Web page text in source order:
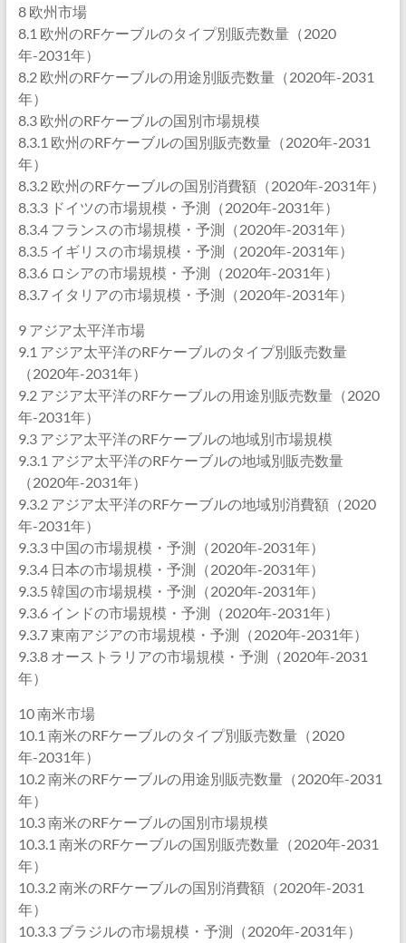
8 欧州市場
8.1 欧州のRFケーブルのタイプ別販売数量（2020
年-2031年）
8.2 欧州のRFケーブルの用途別販売数量（2020年-2031
年）
8.3 欧州のRFケーブルの国別市場規模
8.3.1 欧州のRFケーブルの国別販売数量（2020年-2031
年）
8.3.2 欧州のRFケーブルの国別消費額（2020年-2031年）
8.3.3 ドイツの市場規模・予測（2020年-2031年）
8.3.4 フランスの市場規模・予測（2020年-2031年）
8.3.5 イギリスの市場規模・予測（2020年-2031年）
8.3.6 ロシアの市場規模・予測（2020年-2031年）
8.3.7 イタリアの市場規模・予測（2020年-2031年）
9 アジア太平洋市場
9.1 アジア太平洋のRFケーブルのタイプ別販売数量
（2020年-2031年）
9.2 アジア太平洋のRFケーブルの用途別販売数量（2020
年-2031年）
9.3 アジア太平洋のRFケーブルの地域別市場規模
9.3.1 アジア太平洋のRFケーブルの地域別販売数量
（2020年-2031年）
9.3.2 アジア太平洋のRFケーブルの地域別消費額（2020
年-2031年）
9.3.3 中国の市場規模・予測（2020年-2031年）
9.3.4 日本の市場規模・予測（2020年-2031年）
9.3.5 韓国の市場規模・予測（2020年-2031年）
9.3.6 インドの市場規模・予測（2020年-2031年）
9.3.7 東南アジアの市場規模・予測（2020年-2031年）
9.3.8 オーストラリアの市場規模・予測（2020年-2031
年）
10 南米市場
10.1 南米のRFケーブルのタイプ別販売数量（2020
年-2031年）
10.2 南米のRFケーブルの用途別販売数量（2020年-2031
年）
10.3 南米のRFケーブルの国別市場規模
10.3.1 南米のRFケーブルの国別販売数量（2020年-2031
年）
10.3.2 南米のRFケーブルの国別消費額（2020年-2031
年）
10.3.3 ブラジルの市場規模・予測（2020年-2031年）